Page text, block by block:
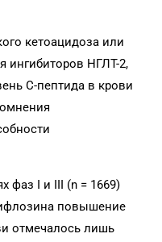
кетоацидоза или
ингибиторов НГЛТ-2,
С-пептида в крови
фаз I и III (n = 1669)
повышение
отмечалось лишь